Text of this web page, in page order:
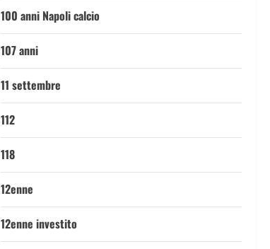
100 anni Napoli calcio
107 anni
11 settembre
112
118
12enne
12enne investito